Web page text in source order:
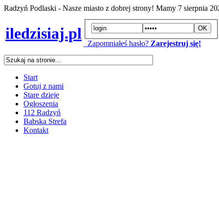
Radzyń Podlaski - Nasze miasto z dobrej strony! Mamy 7 sierpnia
iledzisiaj.pl
Zapomniałeś hasło? Zarejestruj się!
Start
Gotuj z nami
Stare dzieje
Ogłoszenia
112 Radzyń
Babska Strefa
Kontakt